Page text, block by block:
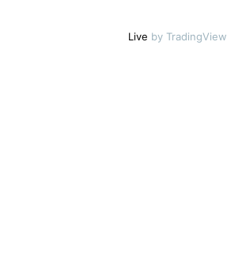
Live by TradingView